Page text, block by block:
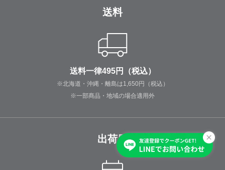
送料
送料一律495円（税込）
※北海道・沖縄・離島は1,650円（税込）
※一部商品・地域の場合適用外
出荷日